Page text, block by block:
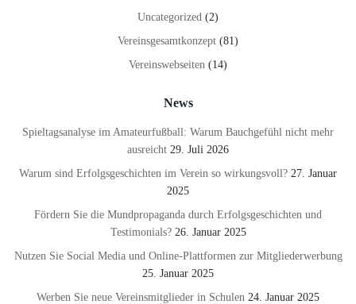
Uncategorized (2)
Vereinsgesamtkonzept (81)
Vereinswebseiten (14)
News
Spieltagsanalyse im Amateurfußball: Warum Bauchgefühl nicht mehr
ausreicht 29. Juli 2026
Warum sind Erfolgsgeschichten im Verein so wirkungsvoll? 27. Januar
2025
Fördern Sie die Mundpropaganda durch Erfolgsgeschichten und
Testimonials? 26. Januar 2025
Nutzen Sie Social Media und Online-Plattformen zur Mitgliederwerbung
25. Januar 2025
Werben Sie neue Vereinsmitglieder in Schulen 24. Januar 2025